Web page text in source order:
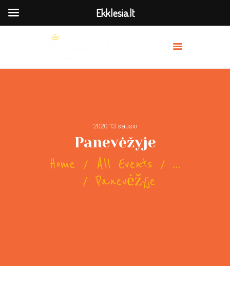
2020 13 sausio
Panevėžyje
Home
All Events
...
Panevėžyje
OUR PREACHERS
SERVICES
Ekklesia.lt